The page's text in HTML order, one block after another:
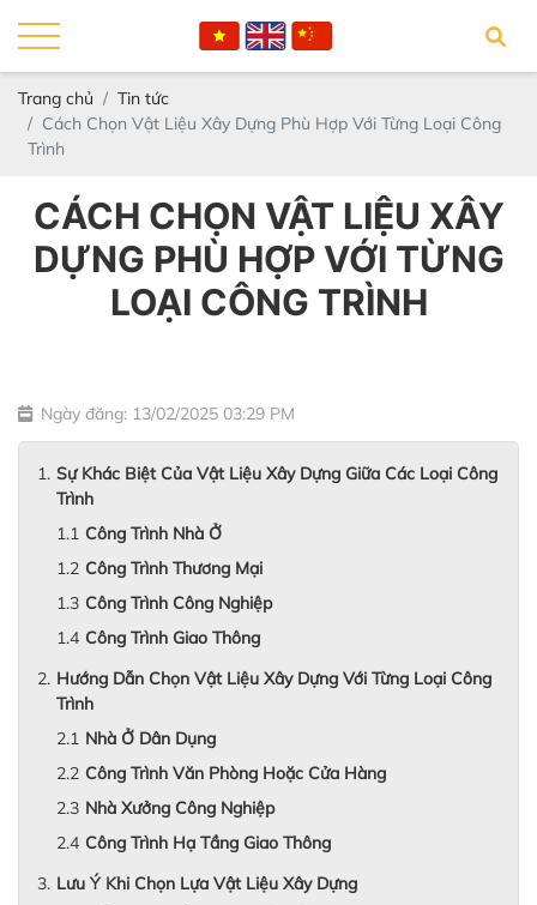
Trang chủ
Tin tức
Cách Chọn Vật Liệu Xây Dựng Phù Hợp Với Từng Loại Công
Trình
CÁCH CHỌN VẬT LIỆU XÂY
DỰNG PHÙ HỢP VỚI TỪNG
LOẠI CÔNG TRÌNH
Ngày đăng: 13/02/2025 03:29 PM
Sự Khác Biệt Của Vật Liệu Xây Dựng Giữa Các Loại Công
Trình
Công Trình Nhà Ở
Công Trình Thương Mại
Công Trình Công Nghiệp
Công Trình Giao Thông
Hướng Dẫn Chọn Vật Liệu Xây Dựng Với Từng Loại Công
Trình
Nhà Ở Dân Dụng
Công Trình Văn Phòng Hoặc Cửa Hàng
Nhà Xưởng Công Nghiệp
Công Trình Hạ Tầng Giao Thông
Lưu Ý Khi Chọn Lựa Vật Liệu Xây Dựng